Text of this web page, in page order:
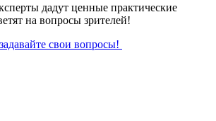
дадут ценные практические
на вопросы зрителей!
свои вопросы!